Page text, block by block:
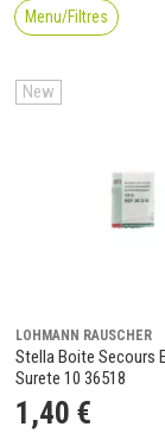
Menu/Filtres
New
LOHMANN RAUSCHER
Stella Boite Secours
Surete 10 36518
1 ,40 €